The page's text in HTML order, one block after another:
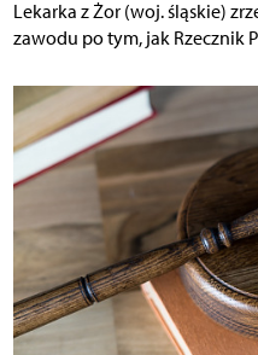
Lekarka z Żor (woj. śląskie)
zawodu po tym, jak Rzecznik